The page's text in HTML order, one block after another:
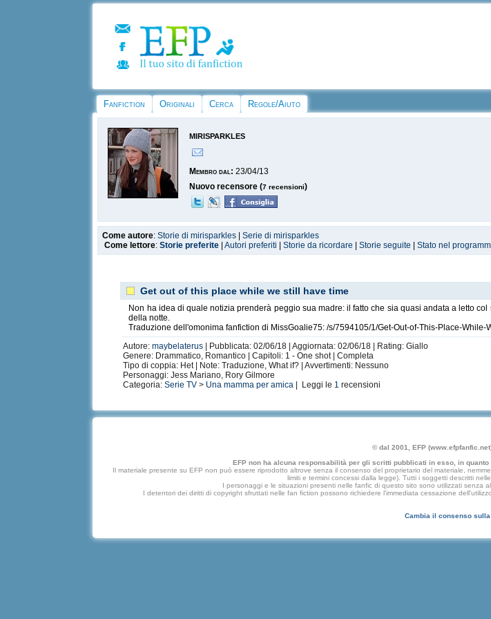
Fanfiction Originali Cerca Regole/Aiuto
mirisparkles
Membro dal: 23/04/13
Nuovo recensore (7 recensioni)
Come autore:Storie di mirisparkles |Serie di mirisparkles
Come lettore:Storie preferite |Autori preferiti |Storie da ricordare |Storie seguite |Stato nel
Get out of this place while we still have time
Non ha idea di quale notizia prenderà peggio sua madre: il fatto che sia quasi andata a letto
della notte.
Traduzione dell'omonima fanfiction di MissGoalie75: /s/7594105/1/Get-Out-of-This-Place-While-
Autore:maybelaterus | Pubblicata: 02/06/18 | Aggiornata: 02/06/18 | Rating: Giallo
Genere: Drammatico, Romantico | Capitoli: 1 - One shot | Completa
Tipo di coppia: Het | Note: Traduzione, What if? | Avvertimenti: Nessuno
Personaggi: Jess Mariano, Rory Gilmore
Categoria:Serie TV > Una mamma per amica | Leggi le 1 recensioni
© dal 2001, EFP
EFP non ha alcuna responsabilità per gli scritti pubblicati in esso, in
Il materiale presente su EFP non può essere riprodotto altrove senza il consenso del proprietario del materiale,
limiti e termini concessi dalla legge). Tutti i soggetti descritti
I personaggi e le situazioni presenti nelle fanfic di questo sito sono utilizzati senza
I detentori dei diritti di copyright sfruttati nelle fan fiction possono richiedere l'immediata cessazione
Cambia il consenso